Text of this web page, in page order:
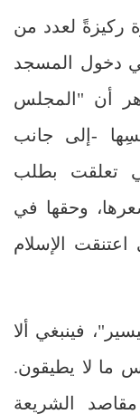
ركيزةً لعدد من
دخول المسجد
أن "المجلس
-إلى جانب
تعلقت بطلب
وحقها في
الإسلام
فينبغي ألا
ما لا يطيقون.
الشريعة